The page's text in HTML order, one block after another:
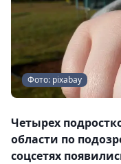
Фото: pixabay
Четырех
области по
соцсетях